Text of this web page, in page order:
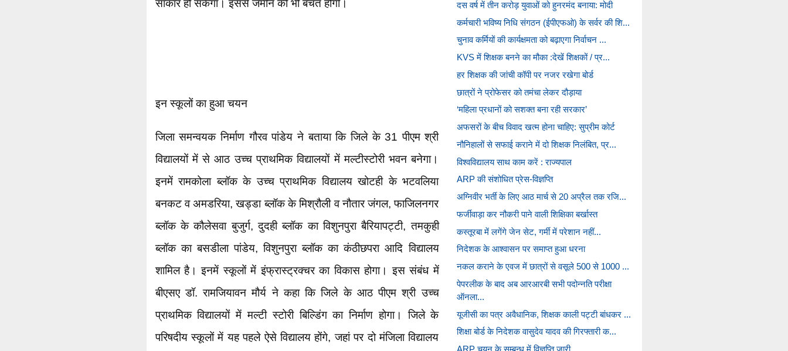
साकार हो सकेगा। इससे जमीन की भी बचत होगी।
इन स्कूलों का हुआ चयन
जिला समन्वयक निर्माण गौरव पांडेय ने बताया कि जिले के 31 पीएम श्री
विद्यालयों में से आठ उच्च प्राथमिक विद्यालयों में मल्टीस्टोरी भवन बनेगा।
इनमें रामकोला ब्लॉक के उच्च प्राथमिक विद्यालय खोटही के भटवलिया
बनकट व अमडरिया, खड्डा ब्लॉक के मिश्रौली व नौतार जंगल, फाजिलनगर
ब्लॉक के कौलेसवा बुजुर्ग, दुदही ब्लॉक का विशुनपुरा बैरियापट्टी, तमकुही
ब्लॉक का बसडीला पांडेय, विशुनपुरा ब्लॉक का कंठीछपरा आदि विद्यालय
शामिल है। इनमें स्कूलों में इंफ्रास्ट्रक्चर का विकास होगा। इस संबंध में
बीएसए डॉ. रामजियावन मौर्य ने कहा कि जिले के आठ पीएम श्री उच्च
प्राथमिक विद्यालयों में मल्टी स्टोरी बिल्डिंग का निर्माण होगा। जिले के
परिषदीय स्कूलों में यह पहले ऐसे विद्यालय होंगे, जहां पर दो मंजिला विद्यालय
दस वर्ष में तीन करोड़ युवाओं को हुनरमंद बनाया: मोदी
कर्मचारी भविष्य निधि संगठन (ईपीएफओ) के सर्वर की शि...
चुनाव कर्मियों की कार्यक्षमता को बढ़ाएगा निर्वाचन ...
KVS में शिक्षक बनने का मौका :देखें शिक्षकों / प्र...
हर शिक्षक की जांची कॉपी पर नजर रखेगा बोर्ड
छात्रों ने प्रोफेसर को तमंचा लेकर दौड़ाया
‘महिला प्रधानों को सशक्त बना रही सरकार’
अफसरों के बीच विवाद खत्म होना चाहिए: सुप्रीम कोर्ट
नौनिहालों से सफाई कराने में दो शिक्षक निलंबित, प्र...
विश्वविद्यालय साथ काम करें : राज्यपाल
ARP की संशोधित प्रेस-विज्ञप्ति
अग्निवीर भर्ती के लिए आठ मार्च से 20 अप्रैल तक रजि...
फर्जीवाड़ा कर नौकरी पाने वाली शिक्षिका बर्खास्त
कस्तूरबा में लगेंगे जेन सेट, गर्मी में परेशान नहीं...
निदेशक के आश्वासन पर समाप्त हुआ धरना
नकल कराने के एवज में छात्रों से वसूले 500 से 1000 ...
पेपरलीक के बाद अब आरआरबी सभी पदोन्नति परीक्षा
ऑनला...
यूजीसी का पत्र अवैधानिक, शिक्षक काली पट्टी बांधकर ...
शिक्षा बोर्ड के निदेशक वासुदेव यादव की गिरफ्तारी क...
ARP चयन के सम्बन्ध में विज्ञप्ति जारी